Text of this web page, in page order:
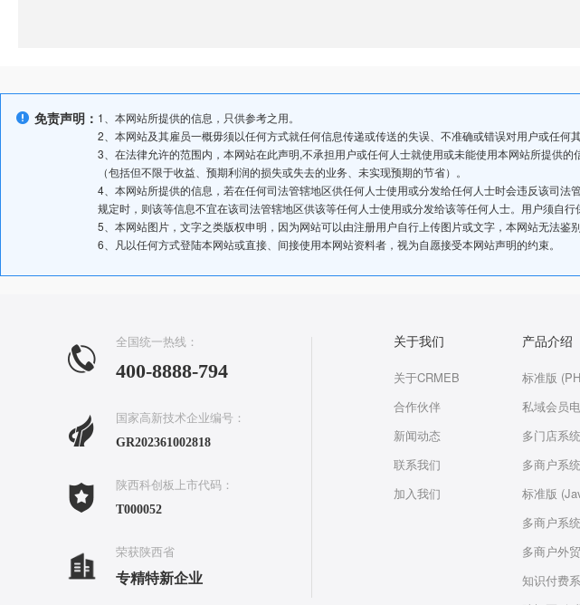
免责声明： 1、本网站所提供的信息，只供参考之用。
2、本网站及其雇员一概毋须以任何方式就任何信息传递或传送的失误、不准确或错误对用户或任何
3、在法律允许的范围内，本网站在此声明,不承担用户或任何人士就使用或未能使用本网站所提供
（包括但不限于收益、预期利润的损失或失去的业务、未实现预期的节省）。
4、本网站所提供的信息，若在任何司法管辖地区供任何人士使用或分发给任何人士时会违反该司
规定时，则该等信息不宜在该司法管辖地区供该等任何人士使用或分发给该等任何人士。用户须自
5、本网站图片，文字之类版权申明，因为网站可以由注册用户自行上传图片或文字，本网站无法
6、凡以任何方式登陆本网站或直接、间接使用本网站资料者，视为自愿接受本网站声明的约束。
全国统一热线：
400-8888-794
国家高新技术企业编号：
GR202361002818
陕西科创板上市代码：
T000052
荣获陕西省
专精特新企业
关于我们
关于CRMEB
合作伙伴
新闻动态
联系我们
加入我们
产品介绍
标准版
私域会员
多门店系统
多商户系
标准版
多商户系
多商户外
知识付费